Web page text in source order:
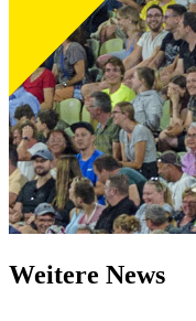
Weitere News